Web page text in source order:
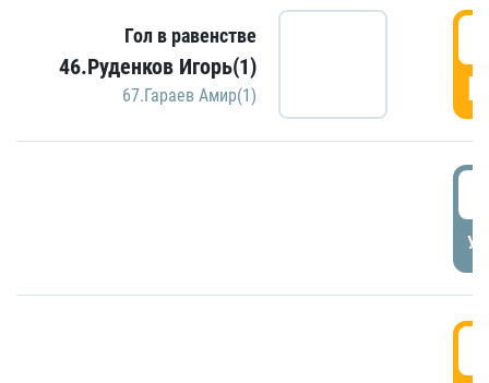
Гол в равенстве
46.Руденков Игорь(1)
67.Гараев Амир(1)